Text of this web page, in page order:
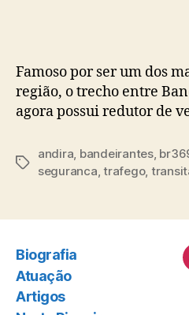
Famoso por ser um dos
região, o trecho entre
agora possui redutor de
Tags
andira bandeirantes,
seguranca ,trafego,
Biografia
Atuação
Artigos